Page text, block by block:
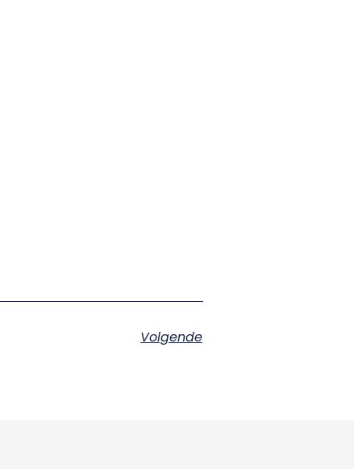
Volgende